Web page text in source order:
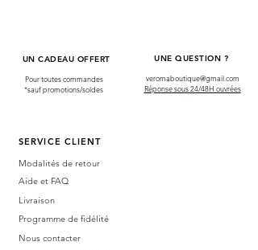
UN CADEAU OFFERT
Pour toutes commandes
*sauf promotions/soldes
UNE QUESTION ?
veromaboutique@gmail.com
Réponse sous 24/48H ouvrées
SERVICE CLIENT
Modalités de retour
Aide et FAQ
Livraison
Programme de fidélité
Nous contacter